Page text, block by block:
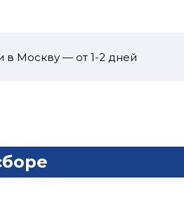
в Москву — от 1-2 дней